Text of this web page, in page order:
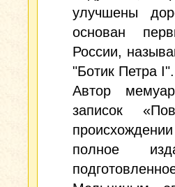
улучшены
основан
России,
"Ботик Петра I".
Автор
записок
полное